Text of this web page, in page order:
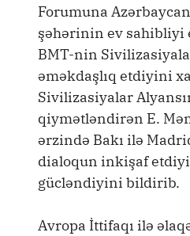
Forumuna
şəhərinin ev
BMT-nin
əməkdaşlıq etdiyini
Sivilizasiyalar
qiymətləndirən E.
ərzində Bakı ilə
dialoqun inkişaf
gücləndiyini bildirib.
Avropa İttifaqı ilə